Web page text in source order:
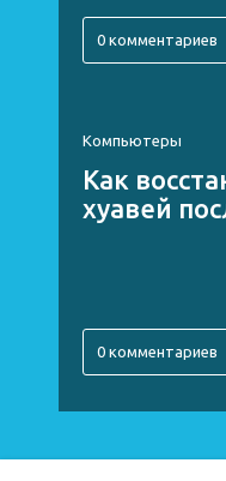
0 комментариев
Компьютеры
Как
хуавей
0 комментариев